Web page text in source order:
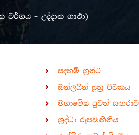
වර්ගය – උද්දාන ගාථා)
සදහම් ග්‍රන්ථ
ඔන්ලයින් සූත්‍ර පිටකය
මහාමේඝ පුවත් සඟරාව
ශ්‍රද්ධා රූපවාහිනිය